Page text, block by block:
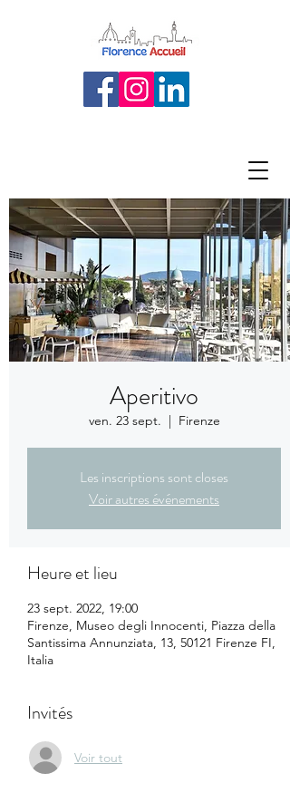
Aperitivo
ven. 23 sept.
  |
Firenze
Les inscriptions sont closes
Voir autres événements
Heure et lieu
23 sept. 2022, 19:00
Firenze, Museo degli Innocenti, Piazza della
Santissima Annunziata, 13, 50121 Firenze FI,
Italia
Invités
Voir tout